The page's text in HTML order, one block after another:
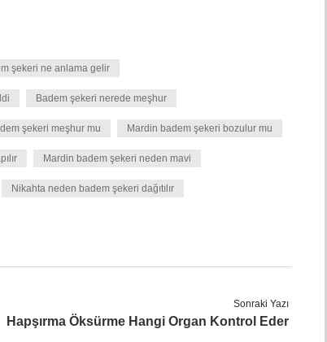
şekeri ne anlama gelir
Badem şekeri nerede meşhur
şekeri meşhur mu Mardin badem şekeri bozulur mu
Mardin badem şekeri neden mavi
Nikahta neden badem şekeri dağıtılır
Sonraki Yazı
Hapşırma Öksürme Hangi Organ Kontrol Eder